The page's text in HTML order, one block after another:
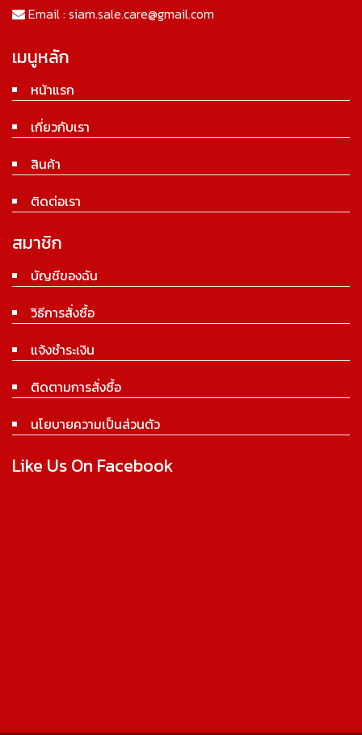
Email : siam.sale.care@gmail.com
เมนูหลัก
หน้าแรก
เกี่ยวกับเรา
สินค้า
ติดต่อเรา
สมาชิก
บัญชีของฉัน
วิธีการสั่งซื้อ
แจ้งชำระเงิน
ติดตามการสั่งซื้อ
นโยบายความเป็นส่วนตัว
Like Us On Facebook